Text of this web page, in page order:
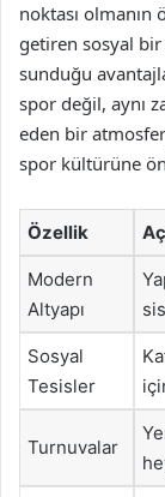
noktası
getiren sosyal
sunduğu
spor değil, aynı
eden bir
spor kültürüne
Özellik
Modern
Altyapı
Sosyal
Tesisler
Turnuvalar